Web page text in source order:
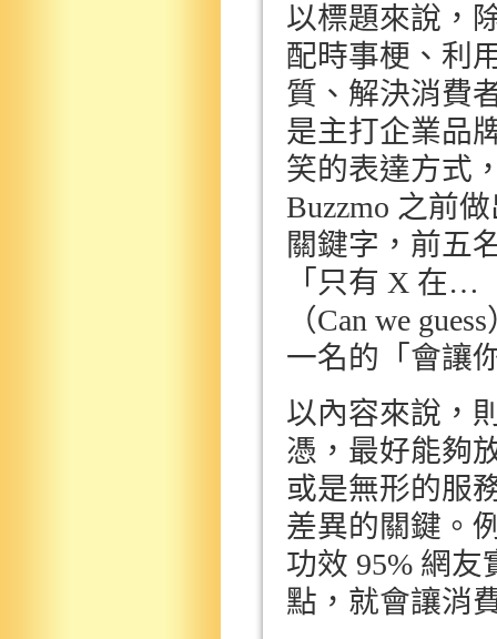
以標題來說，
配時事梗、利
質、解決消費
是主打企業品
笑的表達方式
Buzzmo 之前
關鍵字，前五
「只有 X 在…
（Can we guess
一名的「會讓
以內容來說，
憑，最好能夠
或是無形的服
差異的關鍵。
功效 95% 網友
點，就會讓消